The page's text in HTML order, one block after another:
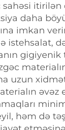
sahəsi
daha
imkan
istehsalat,
uzun
həm də